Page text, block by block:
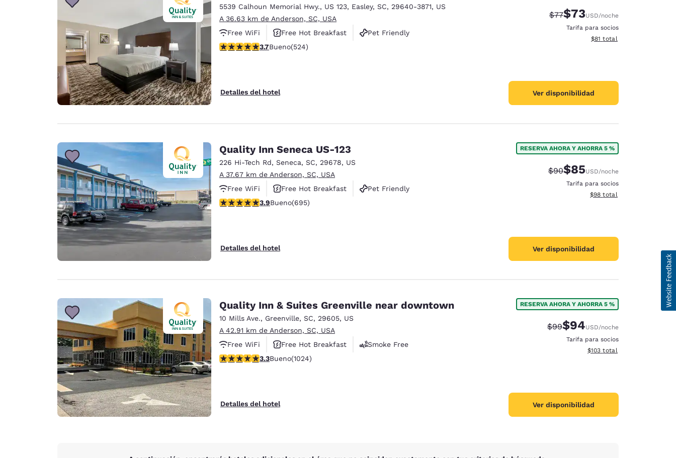
5539 Calhoun Memorial Hwy., US 123, Easley, SC, 29640-3871, US
A 36.63 km de Anderson, SC, USA
Free WiFi
Free Hot Breakfast
Pet Friendly
calificación de 3.7 estrellas. Bueno. 524 reseñas
3.7Bueno(524)
Detalles del hotel
Precio tachado:
$77Precio con descuento:
$73USD/noche
Tarifa para socios
Ver detalles del total
$81 total
Ver disponibilidad
Quality Inn Seneca US-123
226 Hi-Tech Rd, Seneca, SC, 29678, US
A 37.67 km de Anderson, SC, USA
Free WiFi
Free Hot Breakfast
Pet Friendly
calificación de 3.85 estrellas. Bueno. 695 reseñas
3.9Bueno(695)
Detalles del hotel
RESERVA AHORA Y AHORRA 5 %
Precio tachado:
$90Precio con descuento:
$85USD/noche
Tarifa para socios
Ver detalles del total
$98 total
Ver disponibilidad
Quality Inn & Suites Greenville near downtown
10 Mills Ave., Greenville, SC, 29605, US
A 42.91 km de Anderson, SC, USA
Free WiFi
Free Hot Breakfast
Smoke Free
calificación de 3.31 estrellas. Bueno. 1024 reseñas
3.3Bueno(1024)
Detalles del hotel
RESERVA AHORA Y AHORRA 5 %
Precio tachado:
$99Precio con descuento:
$94USD/noche
Tarifa para socios
Ver detalles del total
$103 total
Ver disponibilidad